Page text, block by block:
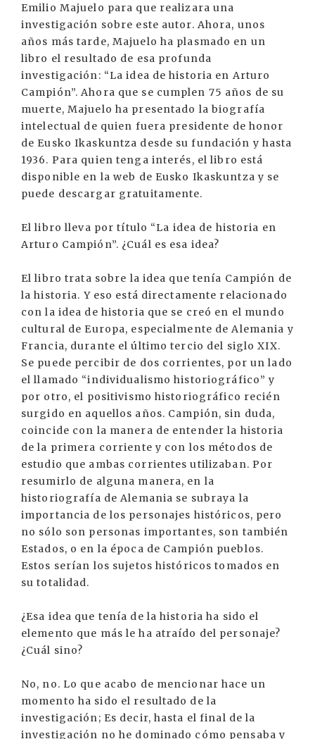
Emilio Majuelo para que realizara una
investigación sobre este autor. Ahora, unos
años más tarde, Majuelo ha plasmado en un
libro el resultado de esa profunda
investigación: “La idea de historia en Arturo
Campión”. Ahora que se cumplen 75 años de su
muerte, Majuelo ha presentado la biografía
intelectual de quien fuera presidente de honor
de Eusko Ikaskuntza desde su fundación y hasta
1936. Para quien tenga interés, el libro está
disponible en la web de Eusko Ikaskuntza y se
puede descargar gratuitamente.
El libro lleva por título “La idea de historia en
Arturo Campión”. ¿Cuál es esa idea?
El libro trata sobre la idea que tenía Campión de
la historia. Y eso está directamente relacionado
con la idea de historia que se creó en el mundo
cultural de Europa, especialmente de Alemania y
Francia, durante el último tercio del siglo XIX.
Se puede percibir de dos corrientes, por un lado
el llamado “individualismo historiográfico” y
por otro, el positivismo historiográfico recién
surgido en aquellos años. Campión, sin duda,
coincide con la manera de entender la historia
de la primera corriente y con los métodos de
estudio que ambas corrientes utilizaban. Por
resumirlo de alguna manera, en la
historiografía de Alemania se subraya la
importancia de los personajes históricos, pero
no sólo son personas importantes, son también
Estados, o en la época de Campión pueblos.
Estos serían los sujetos históricos tomados en
su totalidad.
¿Esa idea que tenía de la historia ha sido el
elemento que más le ha atraído del personaje?
¿Cuál sino?
No, no. Lo que acabo de mencionar hace un
momento ha sido el resultado de la
investigación; Es decir, hasta el final de la
investigación no he dominado cómo pensaba y